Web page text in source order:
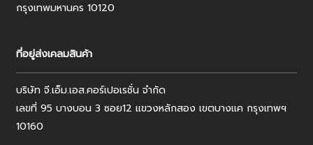
กรุงเทพมหานคร 10120
ที่อยู่ส่งเคลมสินค้า
บริษัท จี.เอ็ม.เอส.คอร์เปอเรชั่น จำกัด
เลขที่ 95 บางบอน 3 ซอย12 แขวงหลักสอง เขตบางแค กรุงเทพฯ
10160